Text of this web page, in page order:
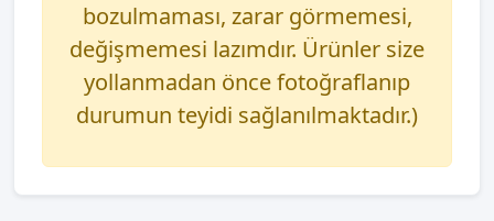
bozulmaması, zarar görmemesi,
değişmemesi lazımdır. Ürünler size
yollanmadan önce fotoğraflanıp
durumun teyidi sağlanılmaktadır.)